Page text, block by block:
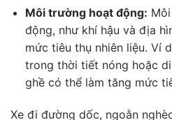
Môi trường hoạt động:
động, như khí hậu và địa
mức tiêu thụ nhiên liệu. Ví
trong thời tiết nóng hoặc
ghề có thể làm tăng mức
Xe đi đường dốc, ngoằn